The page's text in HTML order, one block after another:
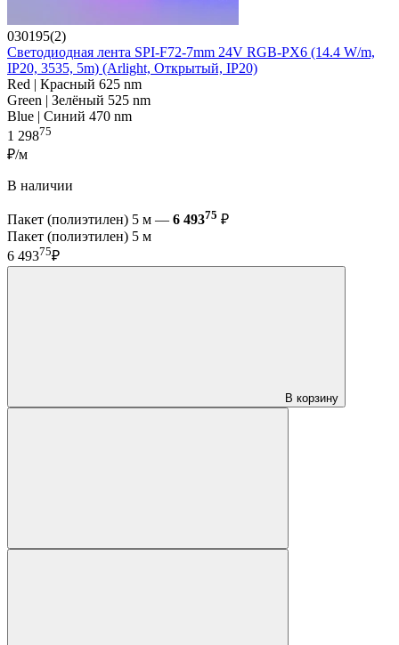
030195(2)
Светодиодная лента SPI-F72-7mm 24V RGB-PX6 (14.4 W/m,
IP20, 3535, 5m) (Arlight, Открытый, IP20)
Red | Красный 625 nm
Green | Зелёный 525 nm
Blue | Синий 470 nm
1 29875
₽/м
В наличии
Пакет (полиэтилен) 5 м — 6 49375 ₽
Пакет (полиэтилен) 5 м
6 49375₽
В корзину